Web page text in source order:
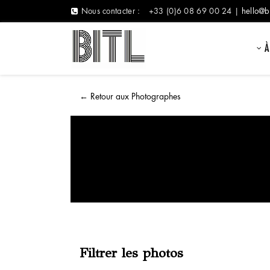
Nous contacter : +33 (0)6 08 69 00 24 |
← Retour aux Photographes
Filtrer les photos